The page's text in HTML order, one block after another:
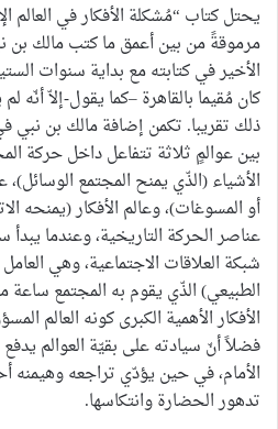
يحتل كتاب “مُشكلة الأفكار في العالم
مرموقةً من بين أعمق ما كتب مالك بن
الأخير في كتابته مع بداية سنوات
كان مُقيما بالقاهرة –كما يقول-إلاّ أنّه
ذلك تقريبا. تكمن إضافة مالك بن نبي
بين عوالمٍ ثلاثة تتفاعل داخل حركة
الأشياء (الذّي يمنح المجتمع
أو المسوغات)، وعالم الأفكار (يمنحه
عناصر الحركة التاريخية، وعندما
شبكة العلاقات الاجتماعية، وهي
الطبيعي) الذّي يقوم به المجتمع ساعة
الأفكار الأهمية الكبرى كونه العالم
فضلاً أنّ سيادته على بقيّة العوالم يدفع
الأمام، في حين يؤدّي تراجعه وهيمنه
تدهور الحضارة وانتكاسها.